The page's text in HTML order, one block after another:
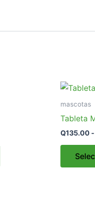
mascotas
Tableta
Q135.00 -